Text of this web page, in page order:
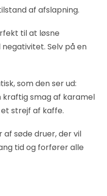
af afslapning.
til at løsne
Selv på en
som den ser ud:
kraftig smag af karamel
strejf af kaffe.
af søde druer, der vil
tid og forfører alle